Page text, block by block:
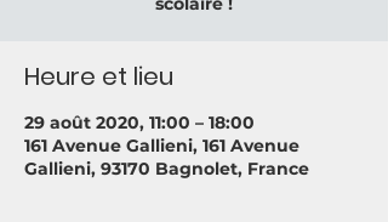
Heure et lieu
29 août 2020, 11:00 – 18:00
161 Avenue Gallieni, 161 Avenue
Gallieni, 93170 Bagnolet, France